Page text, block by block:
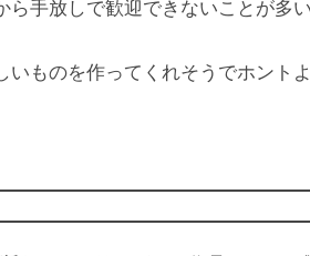
手放しで歓迎できないことが多
いものを作ってくれそうでホント